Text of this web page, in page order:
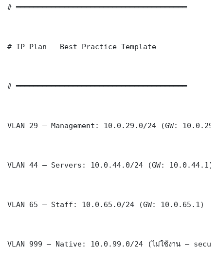
# ═══════════════════════════════════════
# IP Plan — Best Practice Template
# ═══════════════════════════════════════
VLAN 29 — Management: 10.0.29.0/24 (GW:
VLAN 44 — Servers: 10.0.44.0/24 (GW: 10.0.44.1)
VLAN 65 — Staff: 10.0.65.0/24 (GW: 10.0.65.1)
VLAN 999 — Native: 10.0.99.0/24 (ไม่ใช้งาน —